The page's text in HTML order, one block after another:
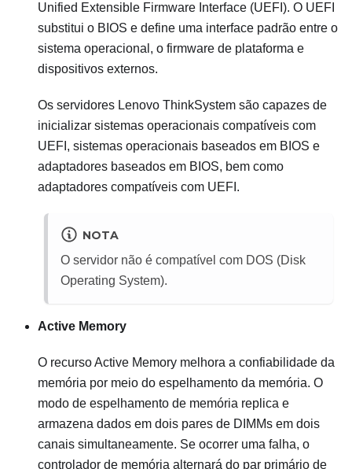
Unified Extensible Firmware Interface (UEFI). O UEFI
substitui o BIOS e define uma interface padrão entre o
sistema operacional, o firmware de plataforma e
dispositivos externos.
Os servidores Lenovo ThinkSystem são capazes de
inicializar sistemas operacionais compatíveis com
UEFI, sistemas operacionais baseados em BIOS e
adaptadores baseados em BIOS, bem como
adaptadores compatíveis com UEFI.
NOTA
O servidor não é compatível com DOS (Disk
Operating System).
Active Memory
O recurso Active Memory melhora a confiabilidade da
memória por meio do espelhamento da memória. O
modo de espelhamento de memória replica e
armazena dados em dois pares de DIMMs em dois
canais simultaneamente. Se ocorrer uma falha, o
controlador de memória alternará do par primário de